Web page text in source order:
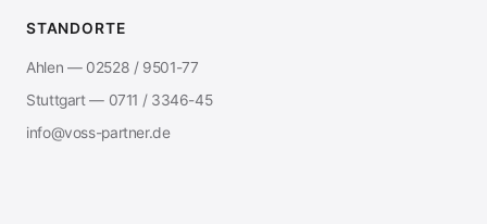
STANDORTE
Ahlen — 02528 / 9501-77
Stuttgart — 0711 / 3346-45
info@voss-partner.de